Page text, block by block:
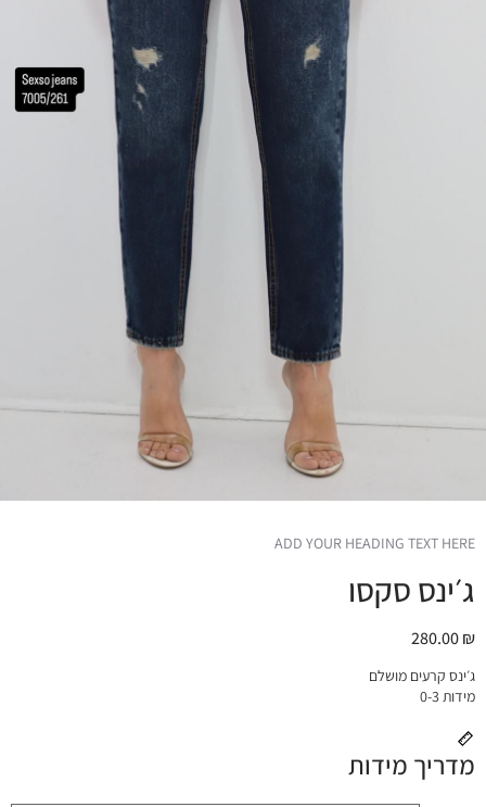
ADD YOUR HEADING TEXT HERE
ג׳ינס סקסו
280.00₪
ג׳ינס קרעים מושלם
מידות 0-3
מדריך מידות